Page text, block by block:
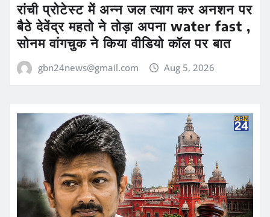
रांची प्रोटेस्ट में अन्न जल त्याग कर अनशन पर
बैठे देवेंद्र महतो ने तोड़ा अपना water fast ,
सोनम वांगचुक ने किया वीडियो कॉल पर बात
gbn24news@gmail.com Aug 5, 2026